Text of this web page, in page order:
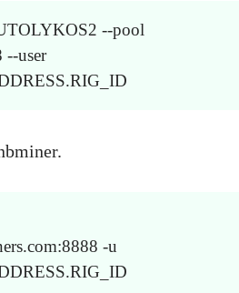
--pool
--user
-u